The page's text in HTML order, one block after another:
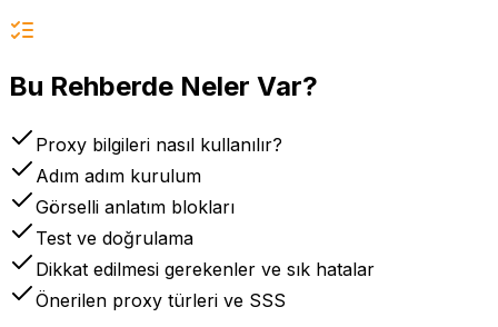
Bu Rehberde Neler Var?
Proxy bilgileri nasıl kullanılır?
Adım adım kurulum
Görselli anlatım blokları
Test ve doğrulama
Dikkat edilmesi gerekenler ve sık hatalar
Önerilen proxy türleri ve SSS